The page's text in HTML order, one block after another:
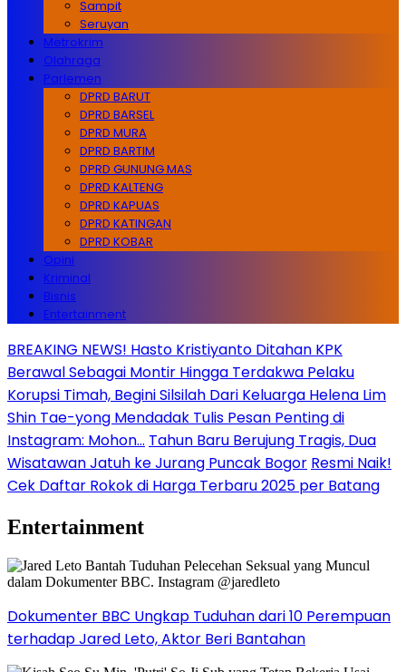
Sampit
Seruyan
Metrokrim
Olahraga
Parlemen
DPRD BARUT
DPRD BARSEL
DPRD MURA
DPRD BARTIM
DPRD GUNUNG MAS
DPRD KALTENG
DPRD KAPUAS
DPRD KATINGAN
DPRD KOBAR
Opini
Kriminal
Bisnis
Entertainment
BREAKING NEWS! Hasto Kristiyanto Ditahan KPK
Berawal Sebagai Montir Hingga Terdakwa Pelaku
Korupsi Timah, Begini Silsilah Dari Keluarga Helena Lim
Shin Tae-yong Mendadak Tulis Pesan Penting di
Instagram: Mohon… Tahun Baru Berujung Tragis, Dua
Wisatawan Jatuh ke Jurang Puncak Bogor Resmi Naik!
Cek Daftar Rokok di Harga Terbaru 2025 per Batang
Entertainment
Dokumenter BBC Ungkap Tuduhan dari 10 Perempuan
terhadap Jared Leto, Aktor Beri Bantahan